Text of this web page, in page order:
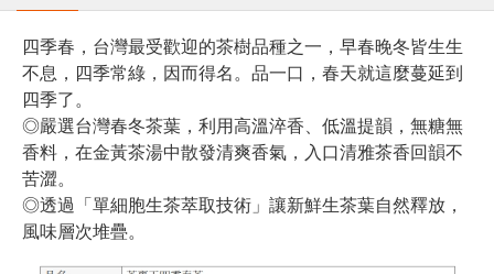
四季春，台灣最受歡迎的茶樹品種之一，早春晚冬皆生生
不息，四季常綠，因而得名。品一口，春天就這麼蔓延到
四季了。
◎嚴選台灣春冬茶葉，利用高溫淬香、低溫提韻，無糖無
香料，在金黃茶湯中散發清爽香氣，入口清雅茶香回韻不
苦澀。
◎透過「單細胞生茶萃取技術」讓新鮮生茶葉自然釋放，
風味層次堆疊。